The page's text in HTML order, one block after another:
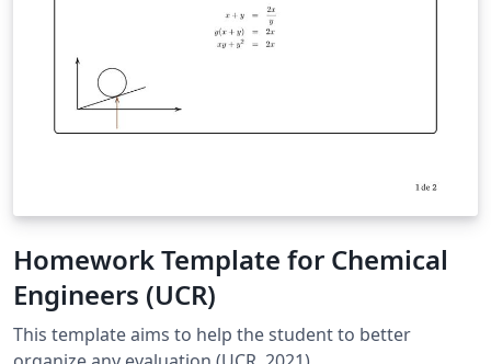
Homework Template for Chemical
Engineers (UCR)
This template aims to help the student to better